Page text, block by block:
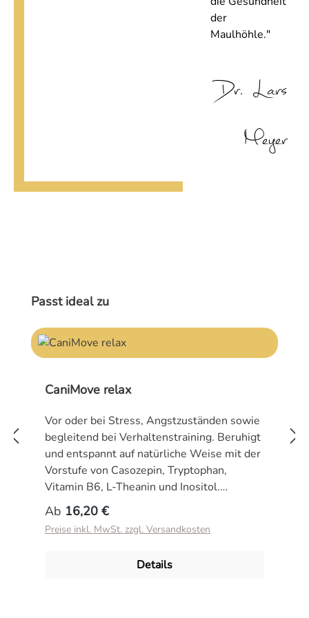
der
Maulhöhle."
Dr. Lars
Meyer
Produktgalerie überspringen
Passt ideal zu
CaniMove relax
Vor oder bei Stress, Angstzuständen sowie
begleitend bei Verhaltenstraining. Beruhigt
und entspannt auf natürliche Weise mit der
Vorstufe von Casozepin, Tryptophan,
Vitamin B6, L-Theanin und Inositol.
CaniMove relax ist ein beruhigendes
Ergänzungsfuttermittel für Hunde und
Katzen. Es hilft mit Unruhe oder Angst
können sich Tiere besser beruhigen und
Regulärer Preis:
Ab 16,20 €
Preise inkl. MwSt. zzgl. Versandkosten
Details